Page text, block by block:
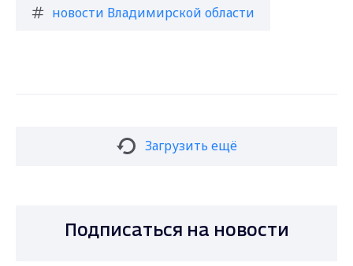
новости Владимирской области
Загрузить ещё
Подписаться на новости